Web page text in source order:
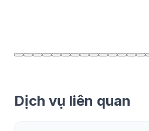
Dịch vụ liên quan